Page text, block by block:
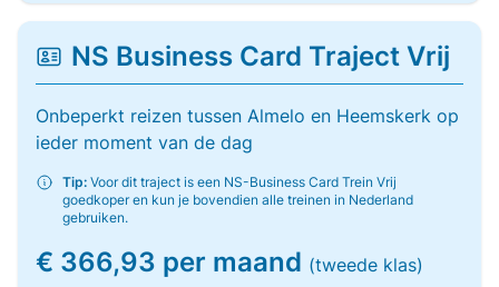
NS Business Card Traject Vrij
Onbeperkt reizen tussen Almelo en Heemskerk op
ieder moment van de dag
Tip: Voor dit traject is een NS-Business Card Trein Vrij
goedkoper en kun je bovendien alle treinen in Nederland
gebruiken.
€ 366,93 per maand (tweede klas)